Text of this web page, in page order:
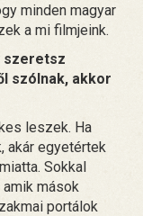
minden magyar
a mi filmjeink.
szeretsz
szólnak, akkor
leszek. Ha
akár egyetértek
Sokkal
mások
portálok